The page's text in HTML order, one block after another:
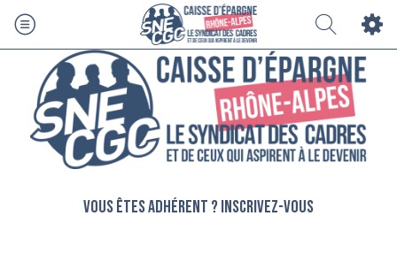
Vous êtes adhérent ? Inscrivez-vous